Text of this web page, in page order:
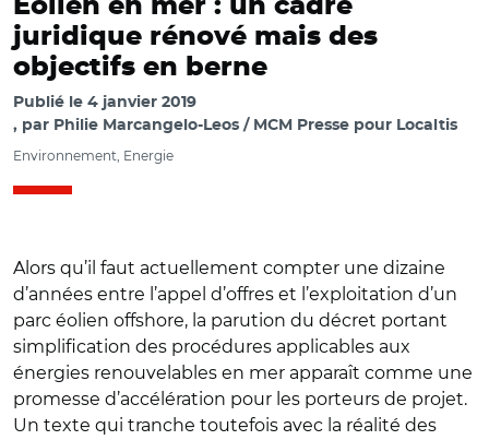
Eolien en mer : un cadre
juridique rénové mais des
objectifs en berne
Publié le 4 janvier 2019
par Philie Marcangelo-Leos / MCM Presse pour Localtis
Environnement, Energie
Alors qu’il faut actuellement compter une dizaine
d’années entre l’appel d’offres et l’exploitation d’un
parc éolien offshore, la parution du décret portant
simplification des procédures applicables aux
énergies renouvelables en mer apparaît comme une
promesse d’accélération pour les porteurs de projet.
Un texte qui tranche toutefois avec la réalité des